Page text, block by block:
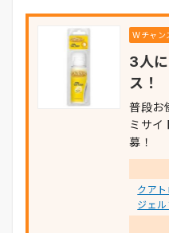
Wチャン
3人
ス！
普段お
ミサイ
募！
クア
ジェ